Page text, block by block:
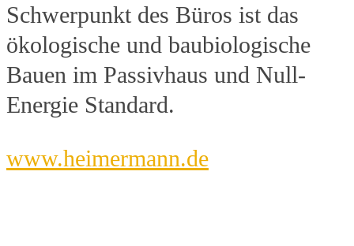
Schwerpunkt des Büros ist das
ökologische und baubiologische
Bauen im Passivhaus und Null-
Energie Standard.
www.heimermann.de